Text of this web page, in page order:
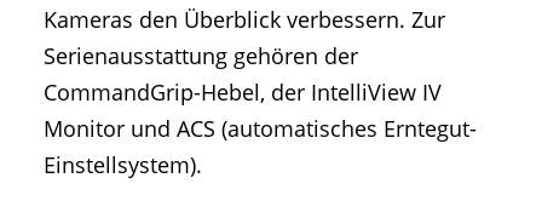
Kameras den Überblick verbessern. Zur
Serienausstattung gehören der
CommandGrip-Hebel, der IntelliView IV
Monitor und ACS (automatisches Erntegut-
Einstellsystem).